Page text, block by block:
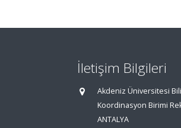
İletişim Bilgileri
Akdeniz Üniversitesi
Koordinasyon Birimi
ANTALYA